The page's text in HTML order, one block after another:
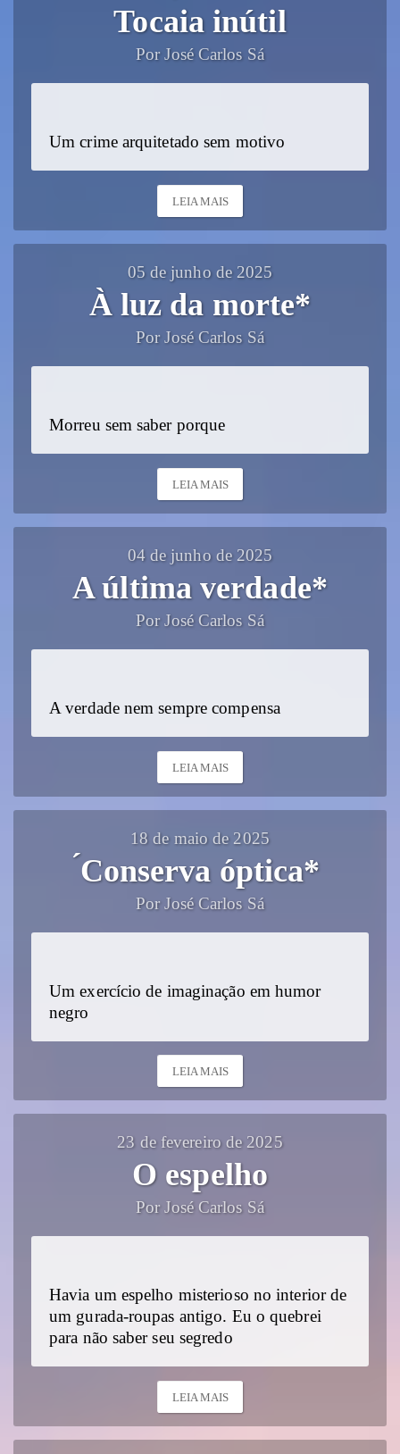
Tocaia inútil
Por José Carlos Sá
Um crime arquitetado sem motivo
LEIA MAIS
05 de junho de 2025
À luz da morte*
Por José Carlos Sá
Morreu sem saber porque
LEIA MAIS
04 de junho de 2025
A última verdade*
Por José Carlos Sá
A verdade nem sempre compensa
LEIA MAIS
18 de maio de 2025
́Conserva óptica*
Por José Carlos Sá
Um exercício de imaginação em humor
negro
LEIA MAIS
23 de fevereiro de 2025
O espelho
Por José Carlos Sá
Havia um espelho misterioso no interior de
um gurada-roupas antigo. Eu o quebrei
para não saber seu segredo
LEIA MAIS